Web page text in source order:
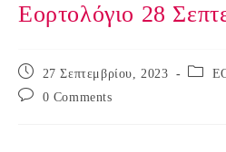
Εορτολόγιο 28
Post
published:
27 Σεπτεμβρίου, 2023
Post
Post
0 Comments